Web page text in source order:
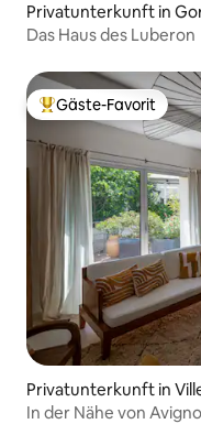
Privatunterkunft in
Das Haus des Luberon
Beliebter Gäste-
Gäste-Favorit
Privatunterkunft in
In der Nähe von